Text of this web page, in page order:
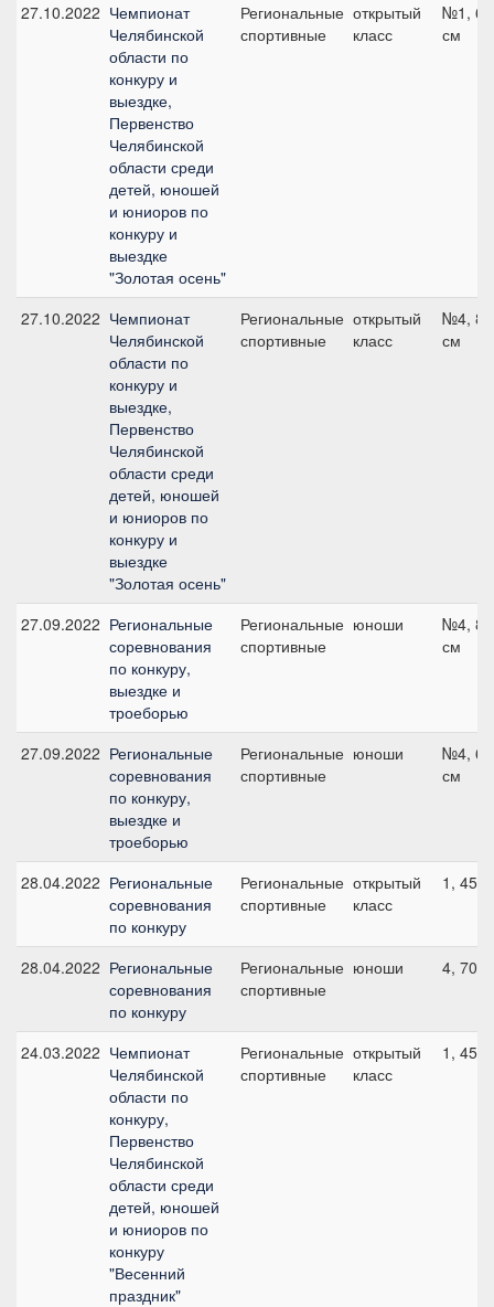
27.10.2022 Чемпионат
Челябинской
области по
конкуру и
выездке,
Первенство
Челябинской
области среди
детей, юношей
и юниоров по
конкуру и
выездке
"Золотая осень"
Региональные
спортивные
открытый
класс
№1, 60
см
27.10.2022 Чемпионат
Челябинской
области по
конкуру и
выездке,
Первенство
Челябинской
области среди
детей, юношей
и юниоров по
конкуру и
выездке
"Золотая осень"
Региональные
спортивные
открытый
класс
№4, 80
см
27.09.2022 Региональные
соревнования
по конкуру,
выездке и
троеборью
Региональные
спортивные
юноши
№4, 80
см
27.09.2022 Региональные
соревнования
по конкуру,
выездке и
троеборью
Региональные
спортивные
юноши
№4, 60
см
28.04.2022 Региональные
соревнования
по конкуру
Региональные
спортивные
открытый
класс
1, 45
28.04.2022 Региональные
соревнования
по конкуру
Региональные
спортивные
юноши 4, 70
24.03.2022 Чемпионат
Челябинской
области по
конкуру,
Первенство
Челябинской
области среди
детей, юношей
и юниоров по
конкуру
"Весенний
праздник"
Региональные
спортивные
открытый
класс
1, 45